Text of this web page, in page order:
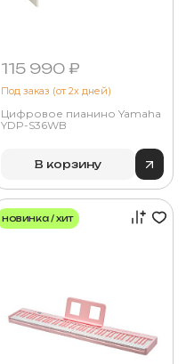
115 990 ₽
Под заказ (от 2х дней)
Цифровое пианино Yamaha
YDP-S36WB
В корзину
новинка / хит